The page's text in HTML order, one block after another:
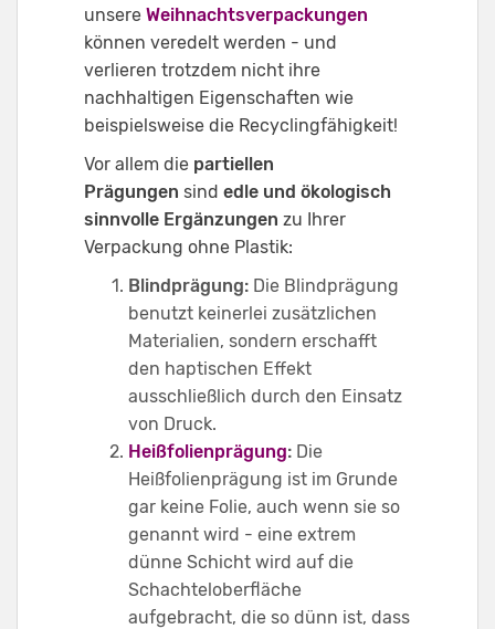
unsere Weihnachtsverpackungen
können veredelt werden - und
verlieren trotzdem nicht ihre
nachhaltigen Eigenschaften wie
beispielsweise die Recyclingfähigkeit!
Vor allem die partiellen
Prägungen sind edle und ökologisch
sinnvolle Ergänzungen zu Ihrer
Verpackung ohne Plastik:
Blindprägung: Die Blindprägung
benutzt keinerlei zusätzlichen
Materialien, sondern erschafft
den haptischen Effekt
ausschließlich durch den Einsatz
von Druck.
Heißfolienprägung: Die
Heißfolienprägung ist im Grunde
gar keine Folie, auch wenn sie so
genannt wird - eine extrem
dünne Schicht wird auf die
Schachteloberfläche
aufgebracht, die so dünn ist, dass